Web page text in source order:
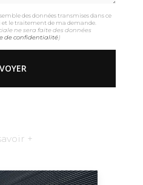
des données transmises dans ce
le traitement de ma demande.
ne sera faite des données
de confidentialité)
+